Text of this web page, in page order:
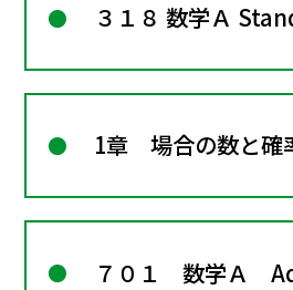
３１８ 数学Ａ
1章 場合の数と確
７０１ 数学Ａ